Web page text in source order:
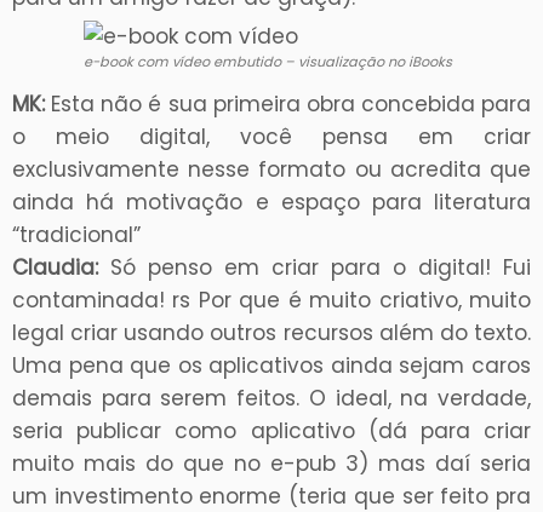
e-book com vídeo embutido – visualização no iBooks
MK:Esta não é sua primeira obra concebida para
o meio digital, você pensa em criar
exclusivamente nesse formato ou acredita que
ainda há motivação e espaço para literatura
“tradicional”
Claudia:Só penso em criar para o digital! Fui
contaminada! rs Por que é muito criativo, muito
legal criar usando outros recursos além do texto.
Uma pena que os aplicativos ainda sejam caros
demais para serem feitos. O ideal, na verdade,
seria publicar como aplicativo (dá para criar
muito mais do que no e-pub 3) mas daí seria
um investimento enorme (teria que ser feito pra